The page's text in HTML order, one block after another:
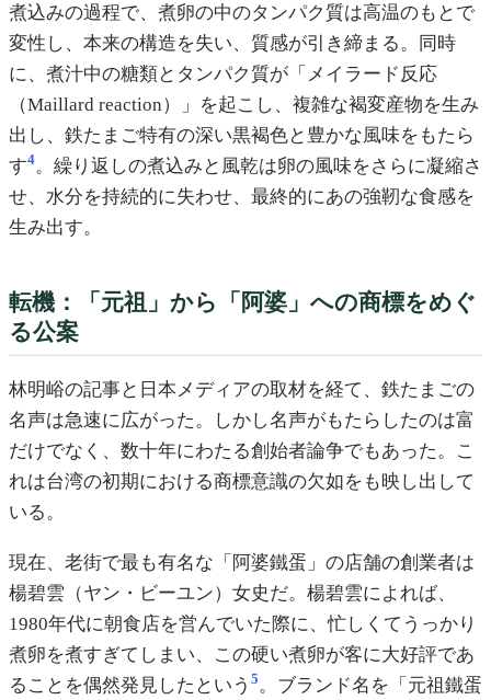
煮込みの過程で、煮卵の中のタンパク質は高温のもとで
変性し、本来の構造を失い、質感が引き締まる。同時
に、煮汁中の糖類とタンパク質が「メイラード反応
（Maillard reaction）」を起こし、複雑な褐変産物を生み
出し、鉄たまご特有の深い黒褐色と豊かな風味をもたら
す4。繰り返しの煮込みと風乾は卵の風味をさらに凝縮さ
せ、水分を持続的に失わせ、最終的にあの強靭な食感を
生み出す。
転機：「元祖」から「阿婆」への商標をめぐ
る公案
林明峪の記事と日本メディアの取材を経て、鉄たまごの
名声は急速に広がった。しかし名声がもたらしたのは富
だけでなく、数十年にわたる創始者論争でもあった。こ
れは台湾の初期における商標意識の欠如をも映し出して
いる。
現在、老街で最も有名な「阿婆鐵蛋」の店舗の創業者は
楊碧雲（ヤン・ビーユン）女史だ。楊碧雲によれば、
1980年代に朝食店を営んでいた際に、忙しくてうっかり
煮卵を煮すぎてしまい、この硬い煮卵が客に大好評であ
ることを偶然発見したという 5。ブランド名を「元祖鐵蛋